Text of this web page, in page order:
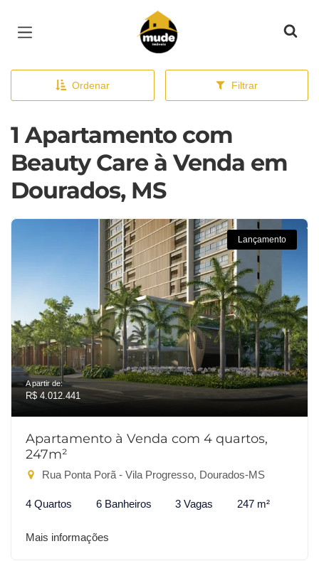
Página inicial
Ordenar Filtrar
1 Apartamento com
Beauty Care à Venda em
Dourados, MS
Lançamento
A partir de:
R$ 4.012.441
Apartamento à Venda com 4 quartos,
247m²
Rua Ponta Porã - Vila Progresso, Dourados-MS
4 Quartos 6 Banheiros 3 Vagas 247 m²
Mais informações